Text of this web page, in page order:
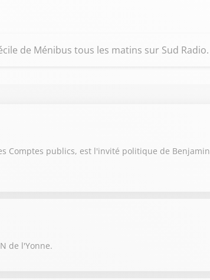
de Ménibus tous les matins sur Sud Radio.
Comptes publics, est l'invité politique de Benjamin
de l'Yonne.